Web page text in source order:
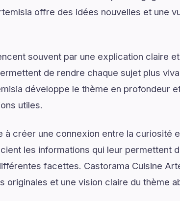
offre des idées nouvelles et une
souvent par une explication claire
de rendre chaque sujet plus
développe le thème en profondeur
utiles.
à créer une connexion entre la curiosité
les informations qui leur permettent
facettes. Castorama Cuisine
originales et une vision claire du thème